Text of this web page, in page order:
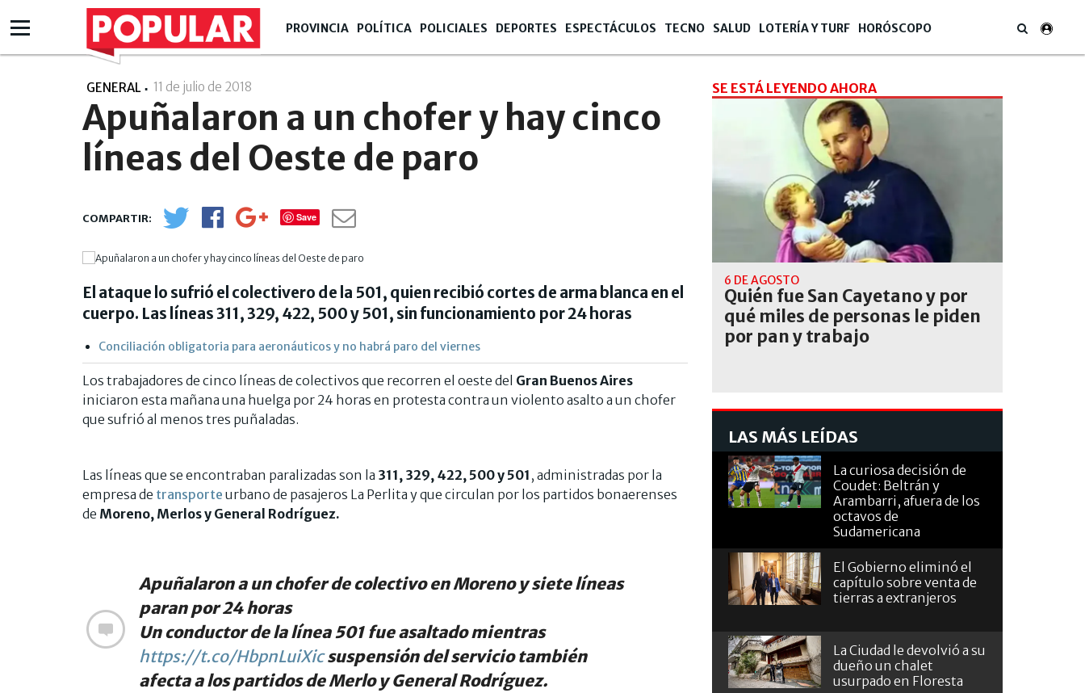
PROVINCIA POLÍTICA POLICIALES DEPORTES ESPECTÁCULOS TECNO SALUD LOTERÍA Y TURF HORÓSCOPO
GENERAL 11 de julio de 2018
Apuñalaron a un chofer y hay cinco
líneas del Oeste de paro
Save
El ataque lo sufrió el colectivero de la 501, quien recibió cortes de arma blanca en el
cuerpo. Las líneas 311, 329, 422, 500 y 501, sin funcionamiento por 24 horas
Conciliación obligatoria para aeronáuticos y no habrá paro del viernes
Los trabajadores de cinco líneas de colectivos que recorren el oeste del Gran Buenos Aires
iniciaron esta mañana una huelga por 24 horas en protesta contra un violento asalto a un chofer
que sufrió al menos tres puñaladas.
Las líneas que se encontraban paralizadas son la 311, 329, 422, 500 y 501 , administradas por la
empresa de transporte urbano de pasajeros La Perlita y que circulan por los partidos bonaerenses
de Moreno, Merlos y General Rodríguez.
Apuñalaron a un chofer de colectivo en Moreno y siete líneas
paran por 24 horas
Un conductor de la línea 501 fue asaltado mientras
https://t.co/HbpnLuiXicsuspensión del servicio también
afecta a los partidos de Merlo y General Rodríguez.
SE ESTÁ LEYENDO AHORA
6 DE AGOSTO
Quién fue San Cayetano y por
qué miles de personas le piden
por pan y trabajo
LAS MÁS LEÍDAS
La curiosa decisión de
Coudet: Beltrán y
Arambarri, afuera de los
octavos de
Sudamericana
El Gobierno eliminó el
capítulo sobre venta de
tierras a extranjeros
La Ciudad le devolvió a su
dueño un chalet
usurpado en Floresta